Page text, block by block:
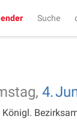
Suche
4.